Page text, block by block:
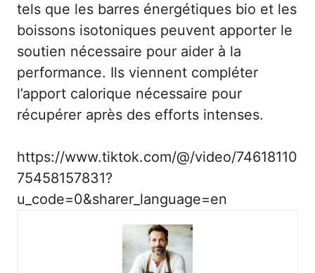
tels que les barres énergétiques bio et les
boissons isotoniques peuvent apporter le
soutien nécessaire pour aider à la
performance. Ils viennent compléter
l’apport calorique nécessaire pour
récupérer après des efforts intenses.
https://www.tiktok.com/@/video/74618110
75458157831?
u_code=0&sharer_language=en